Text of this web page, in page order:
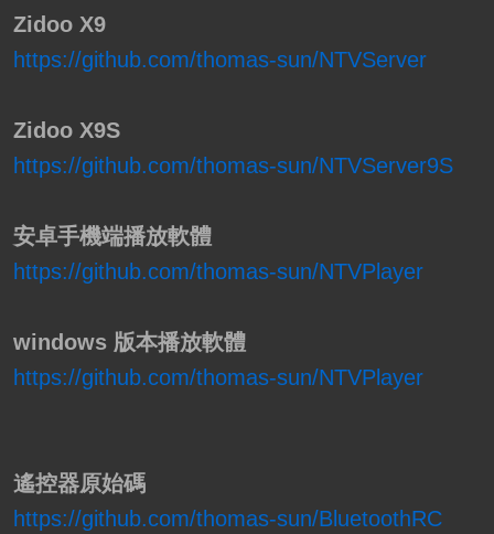
Zidoo X9
https://github.com/thomas-sun/NTVServer
Zidoo X9S
https://github.com/thomas-sun/NTVServer9S
安卓手機端播放軟體
https://github.com/thomas-sun/NTVPlayer
windows 版本播放軟體
https://github.com/thomas-sun/NTVPlayer
遙控器原始碼
https://github.com/thomas-sun/BluetoothRC